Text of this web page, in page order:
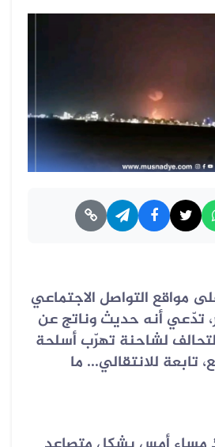
مواقع التواصل الاجتماعي
تدّعي أنه حديث وناتج عن
لشاحنة تهرّب أسلحة
تابعة للانتقالي... ما